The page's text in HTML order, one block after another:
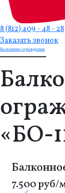
8 (812) 409 - 48 - 28
Заказать звонок
Балконные ограждения
«БО-
7.500 руб/